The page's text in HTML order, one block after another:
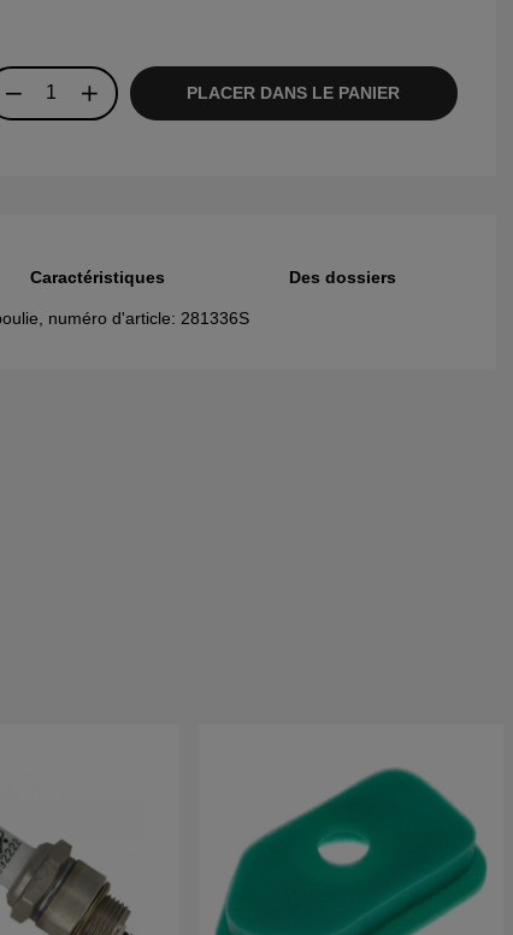
PLACER DANS LE PANIER
numéro d'article: 281336S
Caractéristiques Des dossiers